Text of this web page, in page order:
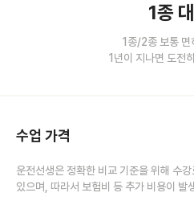
1종
1종/2종 보통 면
1년이 지나면 도전
수업 가격
운전선생은 정확한 비교 기준을 위해 수
있으며, 따라서 보험비 등 추가 비용이 발